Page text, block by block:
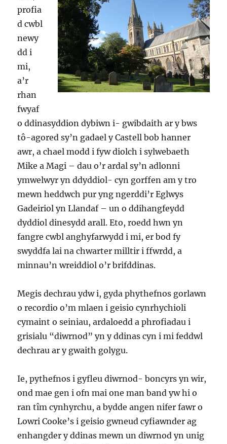
profia
d cwbl
newy
dd i
mi,
a’r
rhan
fwyaf
o ddinasyddion dybiwn i- gwibdaith ar y bws
tô-agored sy’n gadael y Castell bob hanner
awr, a chael modd i fyw diolch i sylwebaeth
Mike a Magi – dau o’r ardal sy’n adlonni
ymwelwyr yn ddyddiol- cyn gorffen am y tro
mewn heddwch pur yng ngerddi’r Eglwys
Gadeiriol yn Llandaf – un o ddihangfeydd
dyddiol dinesydd arall. Eto, roedd hwn yn
fangre cwbl anghyfarwydd i mi, er bod fy
swyddfa lai na chwarter milltir i ffwrdd, a
minnau’n wreiddiol o’r brifddinas.
Megis dechrau ydw i, gyda phythefnos gorlawn
o recordio o’m mlaen i geisio cynrhychioli
cymaint o seiniau, ardaloedd a phrofiadau i
grisialu “diwrnod” yn y ddinas cyn i mi feddwl
dechrau ar y gwaith golygu.
Ie, pythefnos i gyfleu diwrnod- boncyrs yn wir,
ond mae gen i ofn mai one man band yw hi o
ran tîm cynhyrchu, a bydde angen nifer fawr o
Lowri Cooke’s i geisio gwneud cyfiawnder ag
enhangder y ddinas mewn un diwrnod yn unig